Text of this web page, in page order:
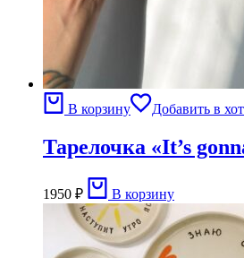
В корзину Добавить в
Тарелочка «It’s
1950 ₽ В корзину